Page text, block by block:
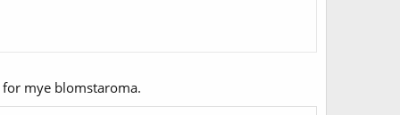
mye blomstaroma.